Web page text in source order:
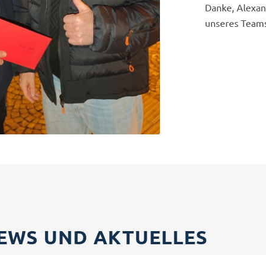
Danke,
unseres
UND AKTUELLES